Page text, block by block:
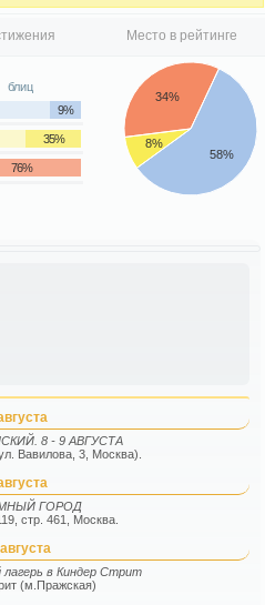
Место в рейтинге
блиц
9%
35%
76%
8%
34%
58%
8 - 9 АВГУСТА
Вавилова, 3, Москва).
ГОРОД
стр. 461, Москва.
лагерь в Киндер Стрит
(м.Пражская)